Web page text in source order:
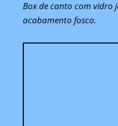
Box de canto com vidro
acabamento fosco.